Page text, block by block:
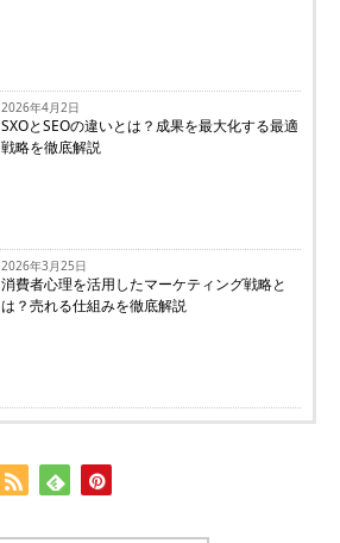
2026年4月2日
SXOとSEOの違いとは？成果を最大化する最適
戦略を徹底解説
2026年3月25日
消費者心理を活用したマーケティング戦略と
は？売れる仕組みを徹底解説